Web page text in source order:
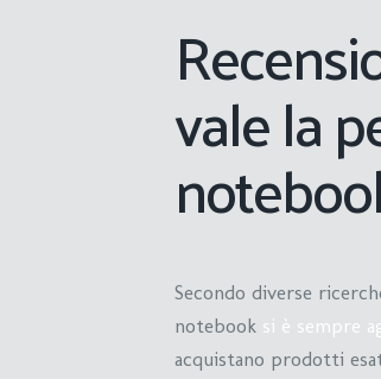
vale la
Secondo diverse
notebook si è sempre
acquistano prodotti